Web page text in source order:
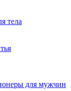
тела
для мужчин